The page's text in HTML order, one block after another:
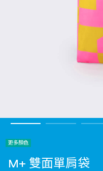
更多顏色
M+ 雙面單肩袋